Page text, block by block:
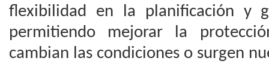
flexibilidad en la planificación y
permitiendo mejorar la
cambian las condiciones o surgen